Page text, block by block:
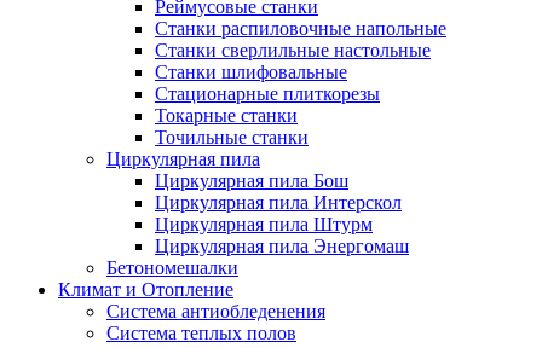
Реймусовые станки
Станки распиловочные напольные
Станки сверлильные настольные
Станки шлифовальные
Стационарные плиткорезы
Токарные станки
Точильные станки
Циркулярная пила
Циркулярная пила Бош
Циркулярная пила Интерскол
Циркулярная пила Штурм
Циркулярная пила Энергомаш
Бетономешалки
Климат и Отопление
Система антиобледенения
Система теплых полов